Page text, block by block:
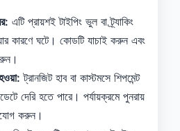
এটি প্রায়শই টাইপিং ভুল বা ট্র্যাকিং
কারণে ঘটে। কোডটি যাচাই করুন এবং
ট্রানজিট হাব বা কাস্টমসে শিপমেন্ট
দেরি হতে পারে। পর্যায়ক্রমে পুনরায়
করুন।